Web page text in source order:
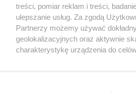
treści, pomiar reklam i treści,
ulepszanie usług. Za zgodą
Partnerzy możemy używać
geolokalizacyjnych oraz aktywnie
charakterystykę urządzenia do